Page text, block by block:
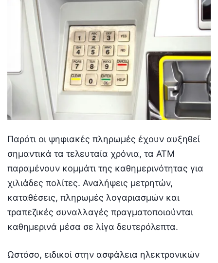
Παρότι οι ψηφιακές πληρωμές έχουν αυξηθεί
σημαντικά τα τελευταία χρόνια, τα ATM
παραμένουν κομμάτι της καθημερινότητας για
χιλιάδες πολίτες. Αναλήψεις μετρητών,
καταθέσεις, πληρωμές λογαριασμών και
τραπεζικές συναλλαγές πραγματοποιούνται
καθημερινά μέσα σε λίγα δευτερόλεπτα.
Ωστόσο, ειδικοί στην ασφάλεια ηλεκτρονικών